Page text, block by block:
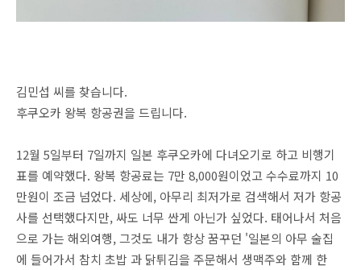
김민섭 씨를 찾습니다.
후쿠오카 왕복 항공권을 드립니다.
12월 5일부터 7일까지 일본 후쿠오카에 다녀오기로 하고 비행기
표를 예약했다. 왕복 항공료는 7만 8,000원이었고 수수료까지 10
만원이 조금 넘었다. 세상에, 아무리 최저가로 검색해서 저가 항공
사를 선택했다지만, 싸도 너무 싼게 아닌가 싶었다. 태어나서 처음
으로 가는 해외여행, 그것도 내가 항상 꿈꾸던 '일본의 아무 술집
에 들어가서 참치 초밥 과 닭튀김을 주문해서 생맥주와 함께 한